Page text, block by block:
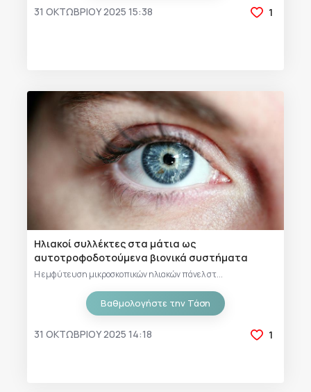
31 ΟΚΤΩΒΡΊΟΥ 2025 15:38 1
Ηλιακοί συλλέκτες στα μάτια ως
αυτοτροφοδοτούμενα βιονικά συστήματα
Η εμφύτευση μικροσκοπικών ηλιακών πάνελ στ...
Βαθμολογήστε την Τάση
31 ΟΚΤΩΒΡΊΟΥ 2025 14:18 1